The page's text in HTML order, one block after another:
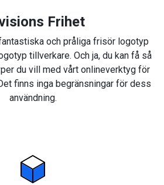
Frihet
och pråliga frisör logotyp
tillverkare. Och ja, du kan få så
du vill med vårt onlineverktyg för
finns inga begränsningar för dess
användning.